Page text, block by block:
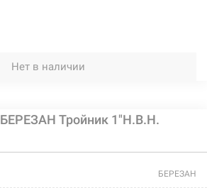
Нет в наличии
БЕРЕЗАН Тройник 1"Н.В.Н.
БЕРЕЗАН